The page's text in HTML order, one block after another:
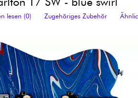
Quartett
lesen (0) Zugehöriges Zubehör